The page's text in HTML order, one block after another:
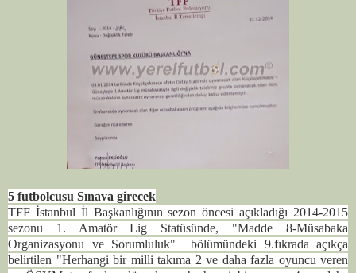
5 futbolcusu Sınava girecek
TFF İstanbul İl Başkanlığının sezon öncesi açıkladığı 2014-2015
sezonu 1. Amatör Lig Statüsünde, "Madde 8-Müsabaka
Organizasyonu ve Sorumluluk" bölümündeki 9.fıkrada açıkça
belirtilen "Herhangi bir milli takıma 2 ve daha fazla oyuncu veren